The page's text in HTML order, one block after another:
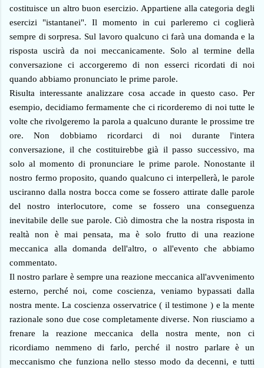
costituisce un altro buon esercizio. Appartiene alla categoria degli
esercizi "istantanei". Il momento in cui parleremo ci coglierà
sempre di sorpresa. Sul lavoro qualcuno ci farà una domanda e la
risposta uscirà da noi meccanicamente. Solo al termine della
conversazione ci accorgeremo di non esserci ricordati di noi
quando abbiamo pronunciato le prime parole.
Risulta interessante analizzare cosa accade in questo caso. Per
esempio, decidiamo fermamente che ci ricorderemo di noi tutte le
volte che rivolgeremo la parola a qualcuno durante le prossime tre
ore. Non dobbiamo ricordarci di noi durante l'intera
conversazione, il che costituirebbe già il passo successivo, ma
solo al momento di pronunciare le prime parole. Nonostante il
nostro fermo proposito, quando qualcuno ci interpellerà, le parole
usciranno dalla nostra bocca come se fossero attirate dalle parole
del nostro interlocutore, come se fossero una conseguenza
inevitabile delle sue parole. Ciò dimostra che la nostra risposta in
realtà non è mai pensata, ma è solo frutto di una reazione
meccanica alla domanda dell'altro, o all'evento che abbiamo
commentato.
Il nostro parlare è sempre una reazione meccanica all'avvenimento
esterno, perché noi, come coscienza, veniamo bypassati dalla
nostra mente. La coscienza osservatrice ( il testimone ) e la mente
razionale sono due cose completamente diverse. Non riusciamo a
frenare la reazione meccanica della nostra mente, non ci
ricordiamo nemmeno di farlo, perché il nostro parlare è un
meccanismo che funziona nello stesso modo da decenni, e tutti